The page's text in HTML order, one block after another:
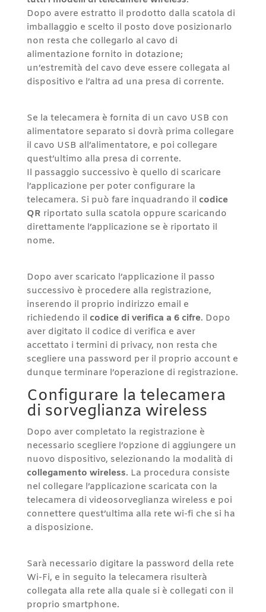
Dopo avere estratto il prodotto dalla scatola di
imballaggio e scelto il posto dove posizionarlo
non resta che collegarlo al cavo di
alimentazione fornito in dotazione;
un’estremità del cavo deve essere collegata al
dispositivo e l’altra ad una presa di corrente.
Se la telecamera è fornita di un cavo USB con
alimentatore separato si dovrà prima collegare
il cavo USB all’alimentatore, e poi collegare
quest’ultimo alla presa di corrente.
Il passaggio successivo è quello di scaricare
l’applicazione per poter configurare la
telecamera. Si può fare inquadrando il codice
QR riportato sulla scatola oppure scaricando
direttamente l’applicazione se è riportato il
nome.
Dopo aver scaricato l’applicazione il passo
successivo è procedere alla registrazione,
inserendo il proprio indirizzo email e
richiedendo il codice di verifica a 6 cifre. Dopo
aver digitato il codice di verifica e aver
accettato i termini di privacy, non resta che
scegliere una password per il proprio account e
dunque terminare l’operazione di registrazione.
Configurare la telecamera
di sorveglianza wireless
Dopo aver completato la registrazione è
necessario scegliere l’opzione di aggiungere un
nuovo dispositivo, selezionando la modalità di
collegamento wireless. La procedura consiste
nel collegare l’applicazione scaricata con la
telecamera di videosorveglianza wireless e poi
connettere quest’ultima alla rete wi-fi che si ha
a disposizione.
Sarà necessario digitare la password della rete
Wi-Fi, e in seguito la telecamera risulterà
collegata alla rete alla quale si è collegati con il
proprio smartphone.